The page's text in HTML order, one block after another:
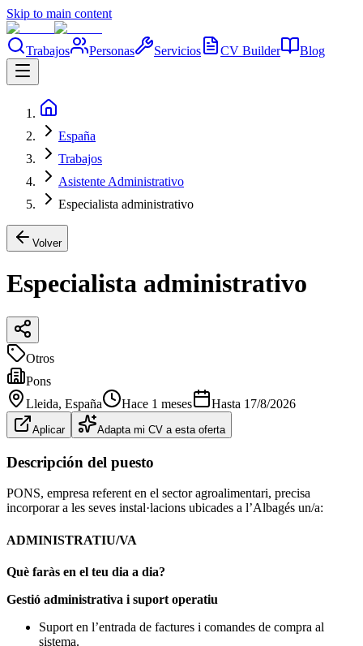
Skip to main content
Trabajos Personas Servicios CV Builder Blog
España
Trabajos
Asistente Administrativo
Especialista administrativo
Volver
Especialista administrativo
Otros
Pons
Lleida, España Hace 1 meses Hasta 17/8/2026
Aplicar Adapta mi CV a esta oferta
Descripción del puesto
PONS, empresa referent en el sector agroalimentari, precisa
incorporar a les seves instal·lacions ubicades a l’Albagés un/a:
ADMINISTRATIU/VA
Què faràs en el teu dia a dia?
Gestió administrativa i suport operatiu
Suport en l’entrada de factures i comandes de compra al
sistema.